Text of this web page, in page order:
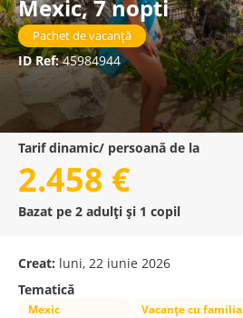
Mexic, 7 nopti
Pachet de vacanță
ID Ref:45984944
Tarif dinamic/ persoană de la
2.458 €
Bazat pe 2 adulți și 1 copil
Creat: luni, 22 iunie 2026
Tematică
Mexic
Vacanțe cu familia